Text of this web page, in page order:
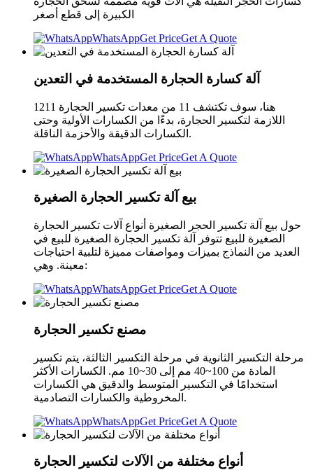
الكبيرة إلى قطع أصغر
WhatsAppGet PriceGet A Quote
آلة كسارة الحجارة المستخدمة في التعدين
1211 هنا، سوف تكتشف 11 من معدات تكسير الحجارة
اللازمة لتكسير الحجارة، بدءًا من الكسارات الأولية وحتى
الكسارات الدقيقة والأحزمة الناقلة.
WhatsAppGet PriceGet A Quote
بيع آلة تكسير الحجارة الصغيرة
حول بيع آلة تكسير الحجر الصغيرة أنواع آلات تكسير الحجارة
الصغيرة للبيع تتوفر آلة تكسير الحجارة الصغيرة للبيع في
العديد من النماذج بميزات ومواصفات مميزة لتلبية احتياجات
معينة. وهي:
WhatsAppGet PriceGet A Quote
مصنع تكسير الحجارة
مرحلة التكسير الثانوية في مرحلة التكسير الثالثة، يتم تكسير
المادة من 100~40 مم إلى 30~10 مم. الكسارات الأكثر
استخدامًا في التكسير المتوسط والدقيق هي الكسارات
المخروطية والكسارات التصادمية.
WhatsAppGet PriceGet A Quote
أنواع مختلفة من الآلات لتكسير الحجارة